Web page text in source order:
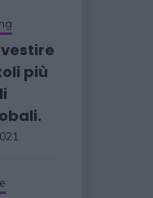
più